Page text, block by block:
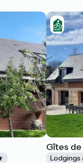
Gîtes
Lodgings